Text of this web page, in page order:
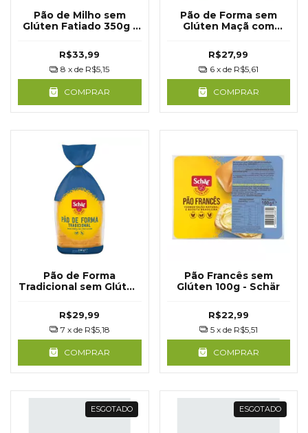
Pão de Milho sem
Glúten Fatiado 350g -
R$33,99
8 x de R$5,15
COMPRAR
Pão de Forma sem
Glúten Maçã com
R$27,99
6 x de R$5,61
COMPRAR
Pão de Forma
Tradicional sem Glúten
R$29,99
7 x de R$5,18
COMPRAR
Pão Francês sem
Glúten 100g - Schär
R$22,99
5 x de R$5,51
COMPRAR
ESGOTADO ESGOTADO